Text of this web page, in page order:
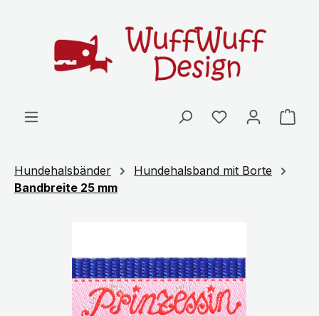
Hundehalsbänder
Hundehalsband mit Borte
Bandbreite 25 mm